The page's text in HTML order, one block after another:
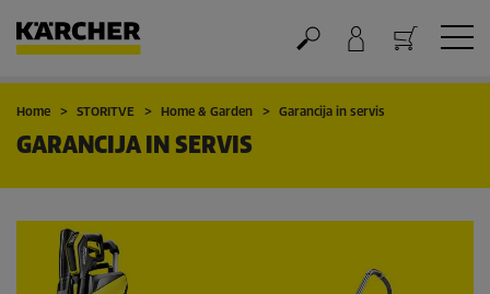
Nakupovalna košarica
Home STORITVE Home & Garden Garancija in servis
GARANCIJA IN SERVIS